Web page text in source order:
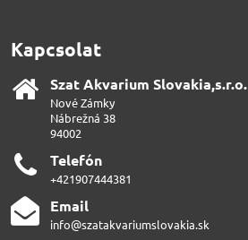
Kapcsolat
Szat Akvarium Slovakia,s​.r​.o​.
Nové Zámky
Nábrežná 38
94002
Telefón
+421907444381
Email
info@szatakvariumslovakia.sk